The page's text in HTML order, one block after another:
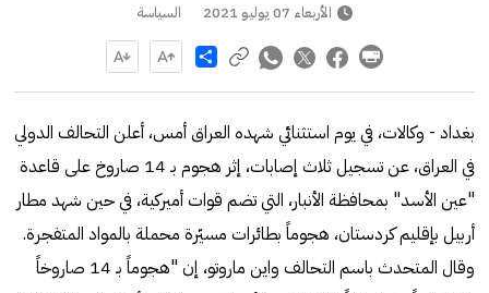
الأربعاء 07 يوليو 2021 السياسة
Share
بغداد - وكالات، في يوم استثنائي شهده العراق أمس، أعلن التحالف الدولي
في العراق، عن تسجيل ثلاث إصابات، إثر هجوم بـ 14 صاروخ على قاعدة
"عين الأسد" بمحافظة الأنبار، التي تضم قوات أميركية، في حين شهد مطار
أربيل بإقليم كردستان، هجوماً بطائرات مسيّرة محملة بالمواد المتفجرة.
وقال المتحدث باسم التحالف واين ماروتو، إن "هجوماً بـ 14 صاروخاً